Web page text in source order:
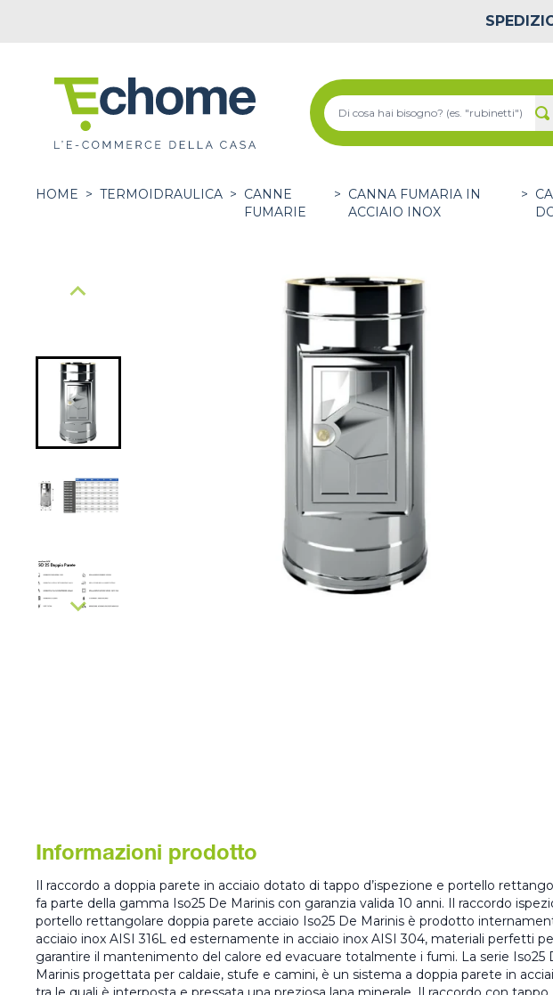
HOME > TERMOIDRAULICA > CANNE
FUMARIE
> CANNA FUMARIA IN
ACCIAIO INOX
>
Informazioni prodotto
Il raccordo a doppia parete in acciaio dotato di tappo d’ispezione e portello
fa parte della gamma Iso25 De Marinis con garanzia valida 10 anni. Il raccordo
portello rettangolare doppia parete acciaio Iso25 De Marinis è prodotto
acciaio inox AISI 316L ed esternamente in acciaio inox AISI 304, materiali perfetti
garantire il mantenimento del calore ed evacuare totalmente i fumi. La serie Iso25
Marinis progettata per caldaie, stufe e camini, è un sistema a doppia parete in